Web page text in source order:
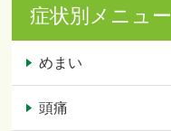
症状別メニュー
めまい
頭痛